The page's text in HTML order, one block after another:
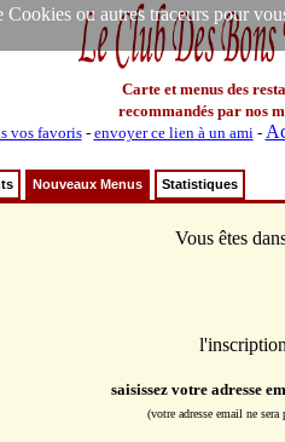
ou autres traceurs pour
Carte et menus des
recommandés par nos
vos favoris- envoyer ce lien à un ami-
Nouveaux Menus Statistiques
Vous êtes
saisissez votre adresse
(votre adresse email ne